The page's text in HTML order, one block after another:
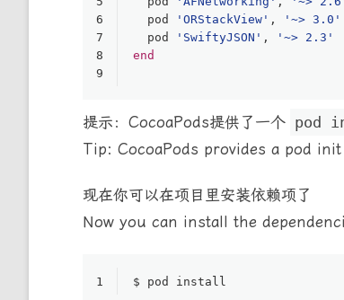
6
7
8
9
  pod
'ORStackView' ,
'~> 3.0'
  pod
'SwiftyJSON' ,
'~> 2.3'
end
提示：CocoaPods提供了一个 pod
Tip: CocoaPods provides a pod
现在你可以在项目里安装依赖项了
Now you can install the
1 $ pod install